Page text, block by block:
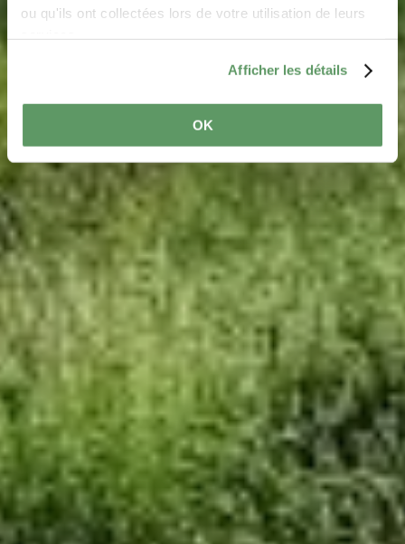
ou qu'ils ont collectées lors de votre utilisation de leurs
Afficher les détails
OK